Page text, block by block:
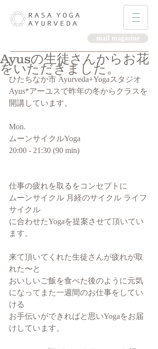
mail magazine
Ayusの生徒さんからお花
をいただきました。
ひたちなか市 Ayurveda+Yogaスタジオ
Ayus*アーユスで昨年の冬からクラスを
開講しています。
Mon.
ムーンサイクルYoga
20:00 - 21:30 (90 min)
仕事の疲れを取るをコンセプトに
ムーンサイクル 月経のサイクル ライフ
サイクル
に合わせたYogaを提案させて頂いてい
ます。
来て頂いてくれた生徒さんが疲れが取
れた〜と
おいしいご飯を食べた後のように元気
になってまた一週間のお仕事をしてい
ける
お手伝いができればと思いYogaをお届
けしています。